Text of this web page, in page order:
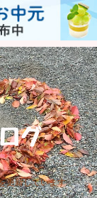
更新しています